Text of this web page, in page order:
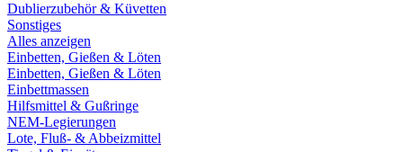
Dublierzubehör & Küvetten
Sonstiges
Alles anzeigen
Einbetten, Gießen & Löten
Einbetten, Gießen & Löten
Einbettmassen
Hilfsmittel & Gußringe
NEM-Legierungen
Lote, Fluß- & Abbeizmittel